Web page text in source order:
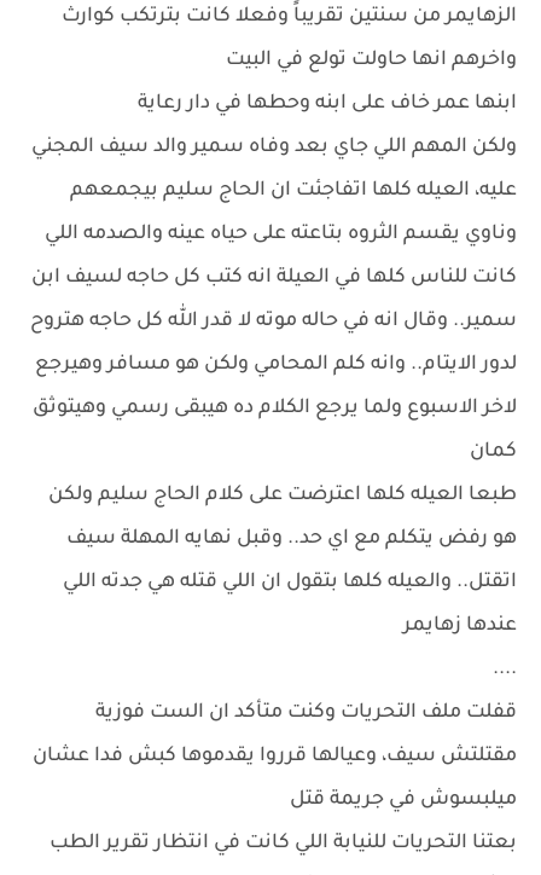
الزهايمر من سنتين تقريباً وفعلا كانت بترتكب كوارث
واخرهم انها حاولت تولع في البيت
ابنها عمر خاف على ابنه وحطها في دار رعاية
ولكن المهم اللي جاي بعد وفاه سمير والد سيف المجني
عليه، العيله كلها اتفاجئت ان الحاج سليم بيجمعهم
وناوي يقسم الثروه بتاعته على حياه عينه والصدمه اللي
كانت للناس كلها في العيلة انه كتب كل حاجه لسيف ابن
سمير.. وقال انه في حاله موته لا قدر الله كل حاجه هتروح
لدور الايتام.. وانه كلم المحامي ولكن هو مسافر وهيرجع
لاخر الاسبوع ولما يرجع الكلام ده هيبقى رسمي وهيتوثق
كمان
طبعا العيله كلها اعترضت على كلام الحاج سليم ولكن
هو رفض يتكلم مع اي حد.. وقبل نهايه المهلة سيف
اتقتل.. والعيله كلها بتقول ان اللي قتله هي جدته اللي
عندها زهايمر
....
قفلت ملف التحريات وكنت متأكد ان الست فوزية
مقتلتش سيف، وعيالها قرروا يقدموها كبش فدا عشان
ميلبسوش في جريمة قتل
بعتنا التحريات للنيابة اللي كانت في انتظار تقرير الطب